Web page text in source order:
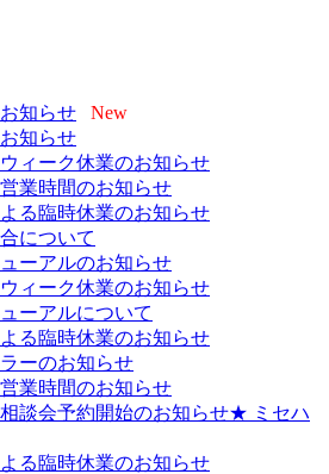
知らせ
New
知らせ
ィーク休業のお知らせ
業時間のお知らせ
る臨時休業のお知らせ
について
ーアルのお知らせ
ィーク休業のお知らせ
ーアルについて
る臨時休業のお知らせ
ーのお知らせ
業時間のお知らせ
談会予約開始のお知らせ★ ミセハ
る臨時休業のお知らせ